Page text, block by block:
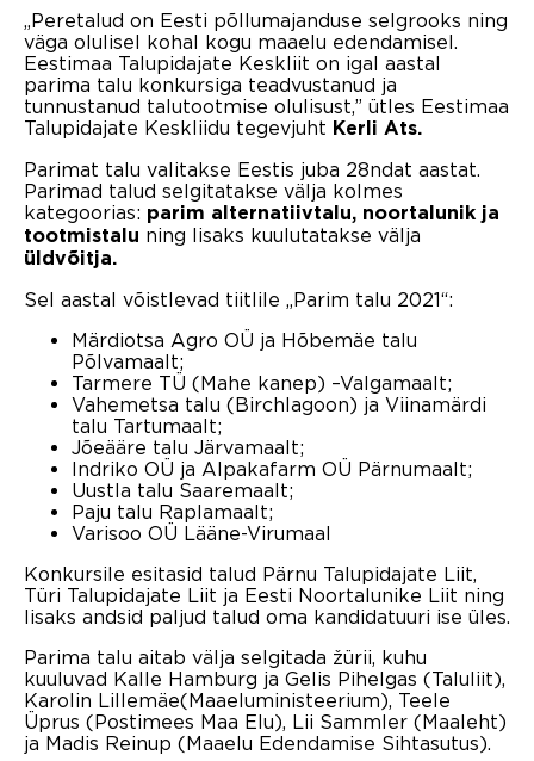
„Peretalud on Eesti põllumajanduse selgrooks ning
väga olulisel kohal kogu maaelu edendamisel.
Eestimaa Talupidajate Keskliit on igal aastal
parima talu konkursiga teadvustanud ja
tunnustanud talutootmise olulisust,” ütles Eestimaa
Talupidajate Keskliidu tegevjuht Kerli Ats.
Parimat talu valitakse Eestis juba 28ndat aastat.
Parimad talud selgitatakse välja kolmes
kategoorias: parim alternatiivtalu, noortalunik ja
tootmistalu ning lisaks kuulutatakse välja
üldvõitja.
Sel aastal võistlevad tiitlile „Parim talu 2021“:
Märdiotsa Agro OÜ ja Hõbemäe talu
Põlvamaalt;
Tarmere TÜ (Mahe kanep) –Valgamaalt;
Vahemetsa talu (Birchlagoon) ja Viinamärdi
talu Tartumaalt;
Jõeääre talu Järvamaalt;
Indriko OÜ ja Alpakafarm OÜ Pärnumaalt;
Uustla talu Saaremaalt;
Paju talu Raplamaalt;
Varisoo OÜ Lääne-Virumaal
Konkursile esitasid talud Pärnu Talupidajate Liit,
Türi Talupidajate Liit ja Eesti Noortalunike Liit ning
lisaks andsid paljud talud oma kandidatuuri ise üles.
Parima talu aitab välja selgitada žürii, kuhu
kuuluvad Kalle Hamburg ja Gelis Pihelgas (Taluliit),
Karolin Lillemäe(Maaeluministeerium), Teele
Üprus (Postimees Maa Elu), Lii Sammler (Maaleht)
ja Madis Reinup (Maaelu Edendamise Sihtasutus).